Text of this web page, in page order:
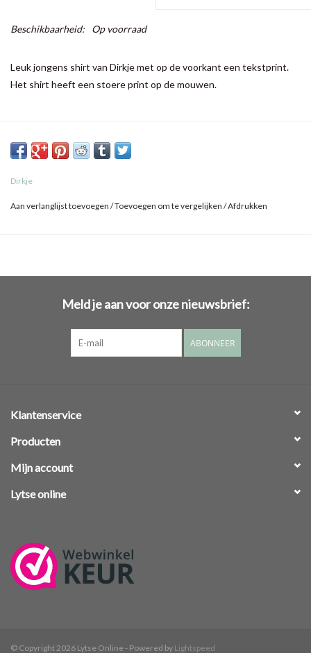
Beschikbaarheid: Op voorraad
Leuk jongens shirt van Dirkje met op de voorkant een tekstprint.
Het shirt heeft een stoere print op de mouwen.
Dirkje
Aan verlanglijst toevoegen /Toevoegen om te vergelijken /Afdrukken
Meld je aan voor onze nieuwsbrief:
ABONNEER
Klantenservice
Producten
Mijn account
Lytse online
© Copyright 2026 Lytse Online - Powered by Lightspeed